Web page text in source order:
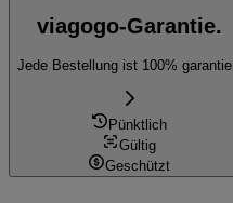
viagogo-Garantie.
Jede Bestellung ist 100%
Pünktlich
Gültig
Geschützt